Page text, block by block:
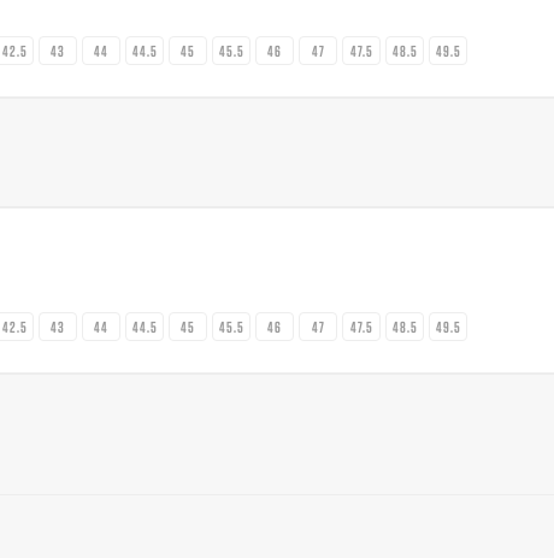
42.5 43 44 44.5 45 45.5 46 47 47.5 48.5 49.5
42.5 43 44 44.5 45 45.5 46 47 47.5 48.5 49.5